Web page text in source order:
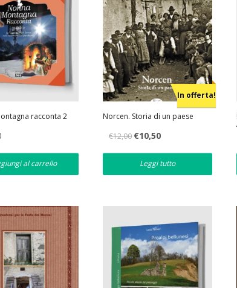
racconta 2
al carrello
In offerta!
Norcen. Storia di un paese
€12,00 Il
originale
era:
€10,50Il
attuale
è:
Leggi tutto